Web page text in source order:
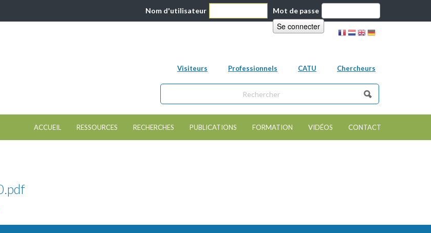
Nom d'utilisateur Mot de passe
Visiteurs Professionnels CATU Chercheurs
Formulaire de recherche
Chercher dans ce site
ACCUEIL RESSOURCES RECHERCHES PUBLICATIONS FORMATION VIDÉOS CONTACT